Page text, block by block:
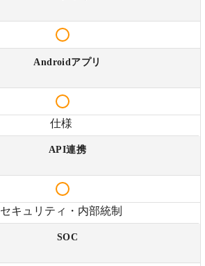
Androidアプリ
仕様
API連携
セキュリティ・内部統制
SOC